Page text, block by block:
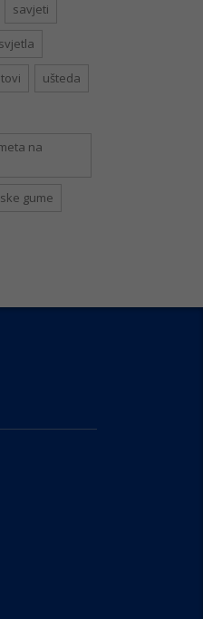
savjeti
svjetla
ušteda
na
gume